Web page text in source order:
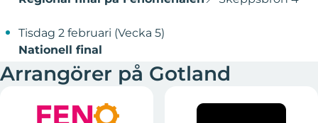
Tisdag 2 februari (Vecka 5)
Nationell final
Arrangörer på Gotland